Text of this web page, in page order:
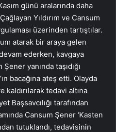
günü aralarında daha
Yıldırım ve Cansum
üzerinden tartıştılar.
atarak bir araya gelen
ederken, kavgaya
yanında taşıdığı
bacağına ateş etti. Olayda
kaldırılarak tedavi altına
Başsavcılığı tarafından
Cansum Şener ‘Kasten
tutuklandı, tedavisinin